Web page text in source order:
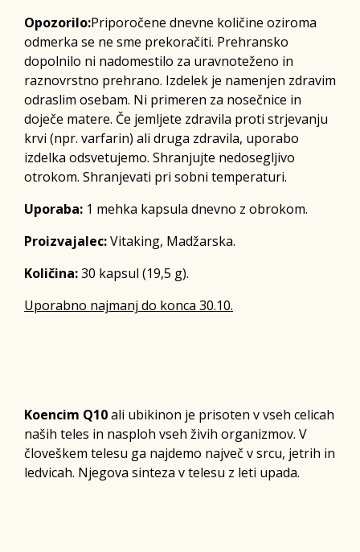
Opozorilo:Priporočene dnevne količine oziroma
odmerka se ne sme prekoračiti. Prehransko
dopolnilo ni nadomestilo za uravnoteženo in
raznovrstno prehrano. Izdelek je namenjen zdravim
odraslim osebam. Ni primeren za nosečnice in
doječe matere. Če jemljete zdravila proti strjevanju
krvi (npr. varfarin) ali druga zdravila, uporabo
izdelka odsvetujemo. Shranjujte nedosegljivo
otrokom. Shranjevati pri sobni temperaturi.
Uporaba: 1 mehka kapsula dnevno z obrokom.
Proizvajalec:Vitaking, Madžarska.
Količina:30 kapsul (19,5 g).
Uporabno najmanj do konca 30.10.
Koencim Q10ali ubikinon je prisoten v vseh celicah
naših teles in nasploh vseh živih organizmov. V
človeškem telesu ga najdemo največ v srcu, jetrih in
ledvicah. Njegova sinteza v telesu z leti upada.